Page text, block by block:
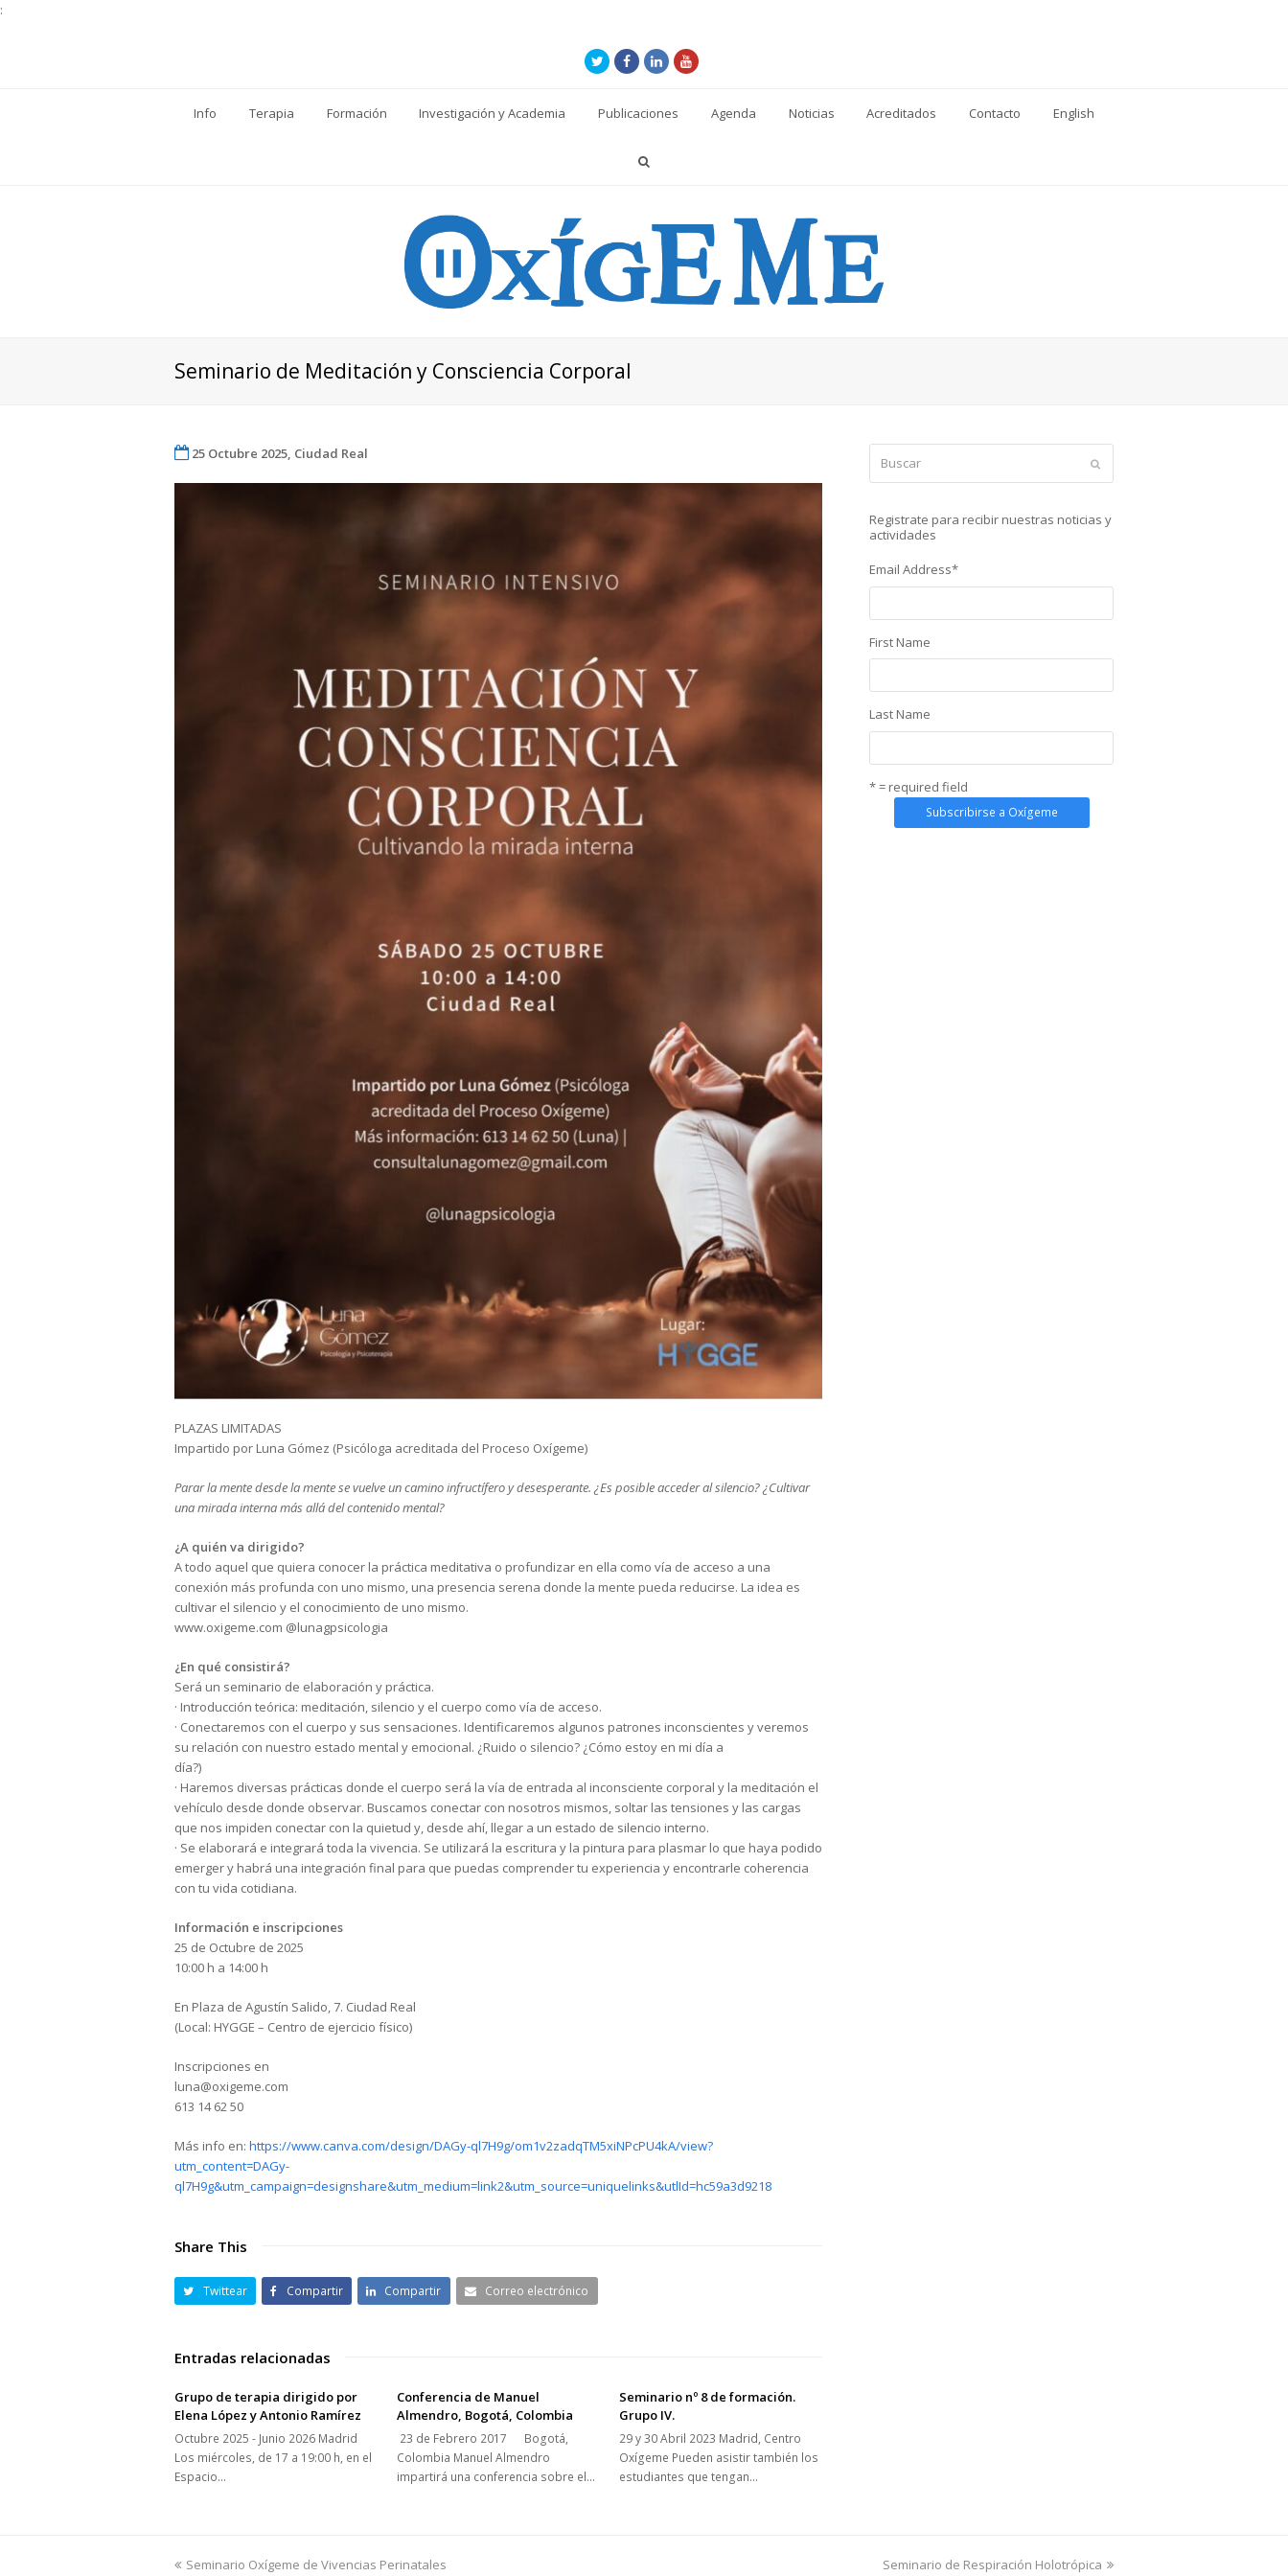
:
TwitterFacebook
LinkedInYoutube
Info Terapia Formación Investigación y Academia Publicaciones Agenda Noticias Acreditados Contacto English
Seminario de Meditación y Consciencia Corporal
25 Octubre 2025, Ciudad Real
PLAZAS LIMITADAS
Impartido por Luna Gómez (Psicóloga acreditada del Proceso Oxígeme)
Parar la mente desde la mente se vuelve un camino infructífero y desesperante. ¿Es posible acceder al silencio? ¿Cultivar
una mirada interna más allá del contenido mental?
¿A quién va dirigido?
A todo aquel que quiera conocer la práctica meditativa o profundizar en ella como vía de acceso a una
conexión más profunda con uno mismo, una presencia serena donde la mente pueda reducirse. La idea es
cultivar el silencio y el conocimiento de uno mismo.
www.oxigeme.com @lunagpsicologia
¿En qué consistirá?
Será un seminario de elaboración y práctica.
· Introducción teórica: meditación, silencio y el cuerpo como vía de acceso.
· Conectaremos con el cuerpo y sus sensaciones. Identificaremos algunos patrones inconscientes y veremos
su relación con nuestro estado mental y emocional. ¿Ruido o silencio? ¿Cómo estoy en mi día a
día?)
· Haremos diversas prácticas donde el cuerpo será la vía de entrada al inconsciente corporal y la meditación el
vehículo desde donde observar. Buscamos conectar con nosotros mismos, soltar las tensiones y las cargas
que nos impiden conectar con la quietud y, desde ahí, llegar a un estado de silencio interno.
· Se elaborará e integrará toda la vivencia. Se utilizará la escritura y la pintura para plasmar lo que haya podido
emerger y habrá una integración final para que puedas comprender tu experiencia y encontrarle coherencia
con tu vida cotidiana.
Información e inscripciones
25 de Octubre de 2025
10:00 h a 14:00 h
En Plaza de Agustín Salido, 7. Ciudad Real
(Local: HYGGE – Centro de ejercicio físico)
Inscripciones en
luna@oxigeme.com
613 14 62 50
Más info en: https://www.canva.com/design/DAGy-ql7H9g/om1v2zadqTM5xiNPcPU4kA/view?
utm_content=DAGy-
ql7H9g&utm_campaign=designshare&utm_medium=link2&utm_source=uniquelinks&utlId=hc59a3d9218
Share This
Twittear Compartir Compartir Correo electrónico
Entradas relacionadas
Grupo de terapia dirigido por
Elena López y Antonio Ramírez
Octubre 2025 - Junio 2026 Madrid
Los miércoles, de 17 a 19:00 h, en el
Espacio…
Conferencia de Manuel
Almendro, Bogotá, Colombia
23 de Febrero 2017 Bogotá,
Colombia Manuel Almendro
impartirá una conferencia sobre el…
Seminario nº 8 de formación.
Grupo IV.
29 y 30 Abril 2023 Madrid, Centro
Oxígeme Pueden asistir también los
estudiantes que tengan…
Registrate para recibir nuestras noticias y
actividades
Email Address*
First Name
Last Name
* = required field
previous
Seminario Oxígeme de Vivencias Perinatales
next
Seminario de Respiración Holotrópica